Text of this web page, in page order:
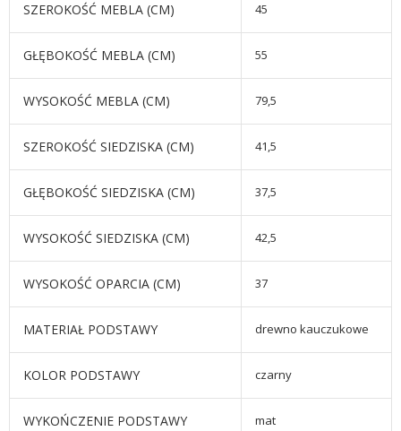
SZEROKOŚĆ MEBLA (CM) 45
GŁĘBOKOŚĆ MEBLA (CM) 55
WYSOKOŚĆ MEBLA (CM) 79,5
SZEROKOŚĆ SIEDZISKA (CM) 41,5
GŁĘBOKOŚĆ SIEDZISKA (CM) 37,5
WYSOKOŚĆ SIEDZISKA (CM) 42,5
WYSOKOŚĆ OPARCIA (CM) 37
MATERIAŁ PODSTAWY drewno kauczukowe
KOLOR PODSTAWY czarny
WYKOŃCZENIE PODSTAWY mat